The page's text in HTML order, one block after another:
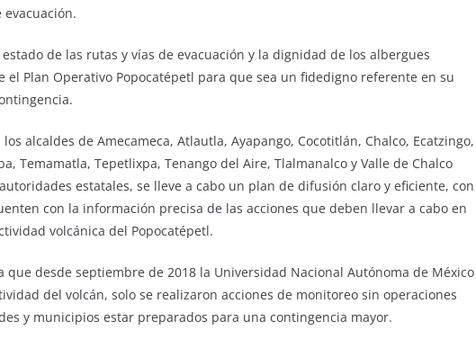
de las rutas y vías de evacuación y la dignidad de los albergues
el Plan Operativo Popocatépetl para que sea un fidedigno referente en su
alcaldes de Amecameca, Atlautla, Ayapango, Cocotitlán, Chalco, Ecatzingo,
Temamatla, Tepetlixpa, Tenango del Aire, Tlalmanalco y Valle de Chalco
estatales, se lleve a cabo un plan de difusión claro y eficiente, con
con la información precisa de las acciones que deben llevar a cabo en
volcánica del Popocatépetl.
que desde septiembre de 2018 la Universidad Nacional Autónoma de México
del volcán, solo se realizaron acciones de monitoreo sin operaciones
y municipios estar preparados para una contingencia mayor.